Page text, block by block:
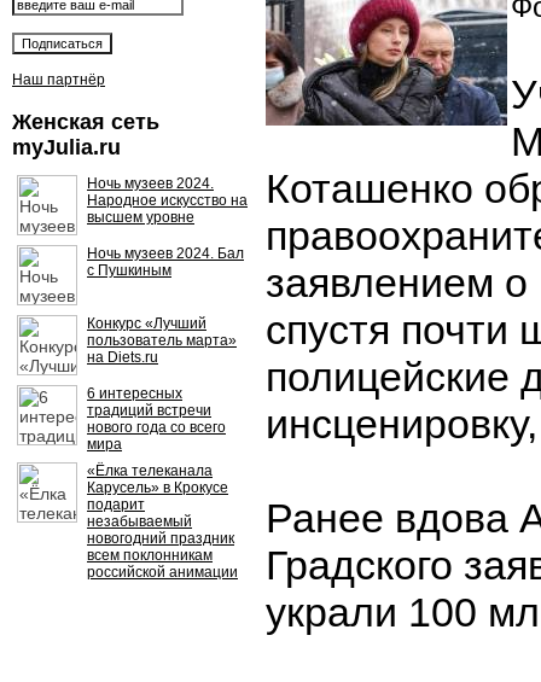
Наш партнёр
Женская сеть
myJulia.ru
Ночь музеев 2024.
Народное искусство на
высшем уровне
Ночь музеев 2024. Бал
с Пушкиным
Конкурс «Лучший
пользователь марта»
на Diets.ru
6 интересных
традиций встречи
нового года со всего
мира
«Ёлка телеканала
Карусель» в Крокусе
подарит
незабываемый
новогодний праздник
всем поклонникам
российской анимации
Коташенко
заявлением
спустя почти
полицейские
Ранее вдова
Градского
украли 100